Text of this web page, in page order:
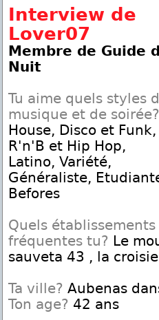
Interview de
Lover07
Membre de Guide
Nuit
Tu aime quels styles
musique et de soirée?
House, Disco et Funk,
R'n'B et Hip Hop,
Latino, Variété,
Généraliste,
Befores
Quels établissements
fréquentes tu? Le
sauveta 43 , la
Ta ville? Aubenas
Ton age? 42 ans